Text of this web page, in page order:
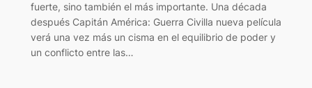
fuerte, sino también el más importante. Una década
después Capitán América: Guerra Civilla nueva película
verá una vez más un cisma en el equilibrio de poder y
un conflicto entre las…